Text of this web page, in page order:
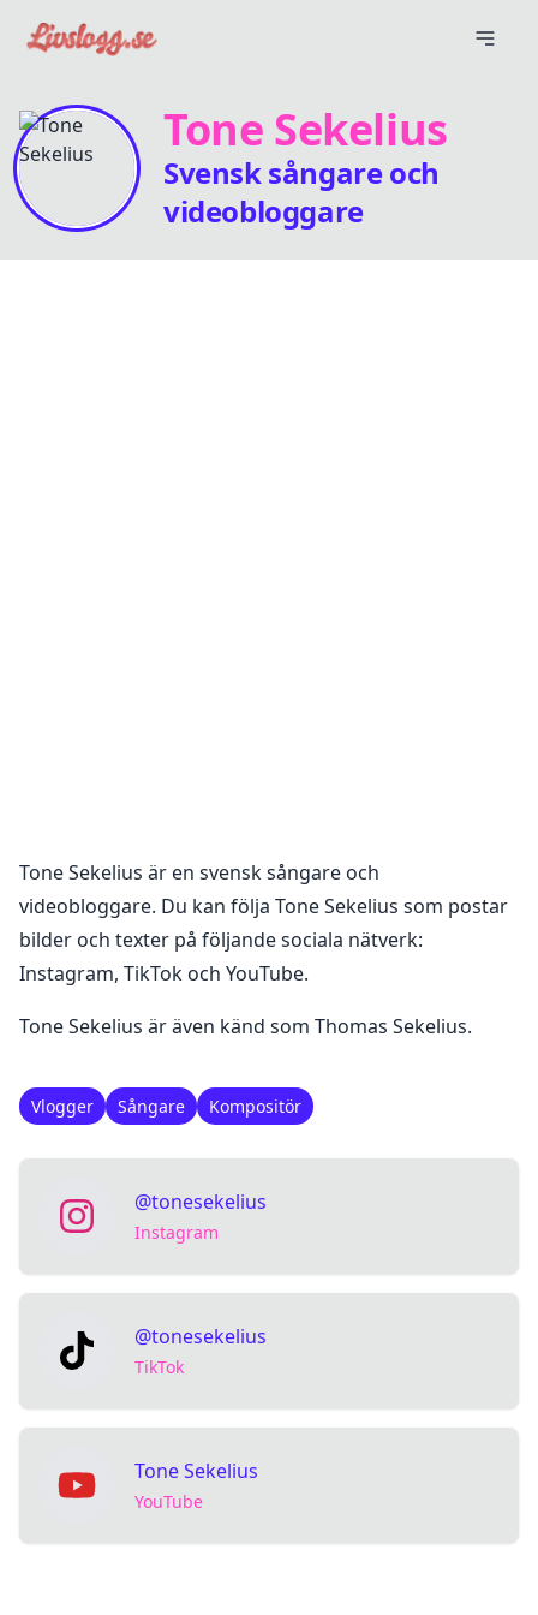
Tone Sekelius
Svensk sångare och
videobloggare
Tone Sekelius är en svensk sångare och
videobloggare. Du kan följa Tone Sekelius som postar
bilder och texter på följande sociala nätverk:
Instagram, TikTok och YouTube.
Tone Sekelius är även känd som Thomas Sekelius.
Vlogger Sångare Kompositör
@tonesekelius
Instagram
@tonesekelius
TikTok
Tone Sekelius
YouTube